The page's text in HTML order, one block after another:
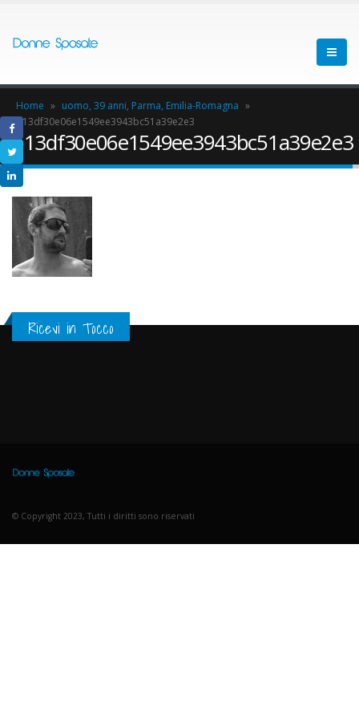
Home » uomo, 39 anni, Parma, Emilia-Romagna »
b13df30e06e1549ee3943bc51a39e2e3
b13df30e06e1549ee3943bc51a39e2e3
Ricevi in Tocco
© Copyright 2023, Tutti i diritti sono riservati